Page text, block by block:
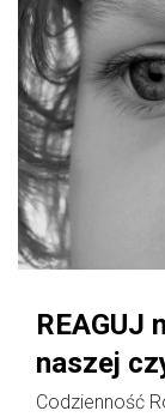
REAGUJ
naszej
Codzienność